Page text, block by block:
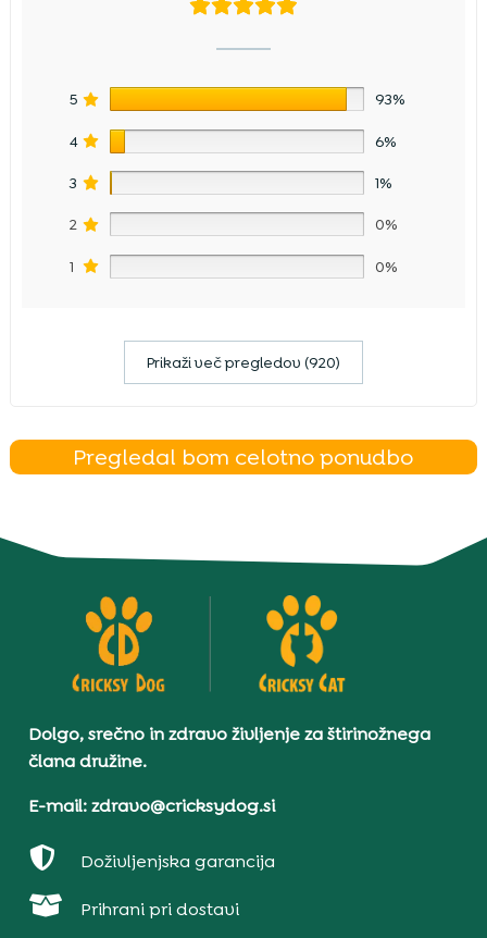
5 93%
4 6%
3 1%
2 0%
1 0%
Prikaži več pregledov (920)
Pregledal bom celotno ponudbo
Dolgo, srečno in zdravo življenje za štirinožnega
člana družine.
E-mail: zdravo@cricksydog.si
 Doživljenjska garancija
 Prihrani pri dostavi